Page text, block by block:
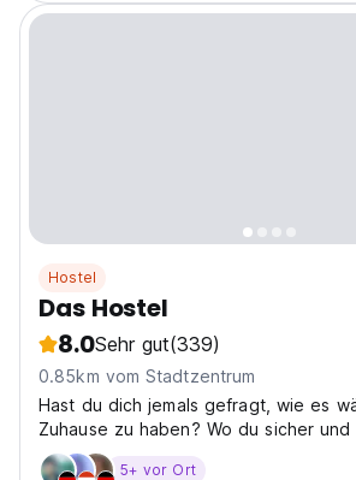
Hostel
Das Hostel
8.0Sehr gut(339)
0.85km vom Stadtzentrum
Hast du dich jemals gefragt, wie es
Zuhause zu haben? Wo du sicher
Wir
5+ vor Ort